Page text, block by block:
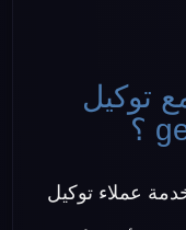
توكيل
عملاء توكيل